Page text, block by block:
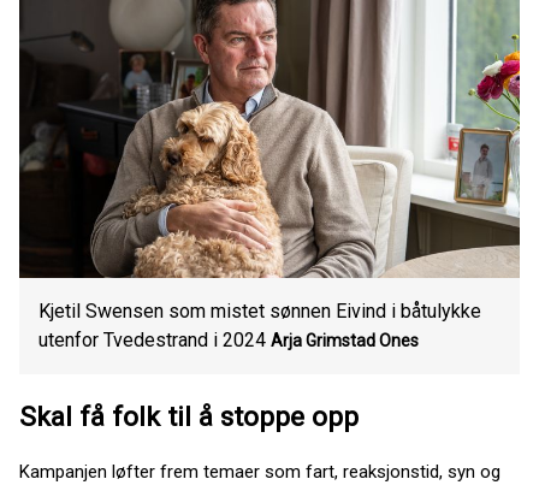
Kjetil Swensen som mistet sønnen Eivind i båtulykke
utenfor Tvedestrand i 2024 Arja Grimstad Ones
Skal få folk til å stoppe opp
Kampanjen løfter frem temaer som fart, reaksjonstid, syn og